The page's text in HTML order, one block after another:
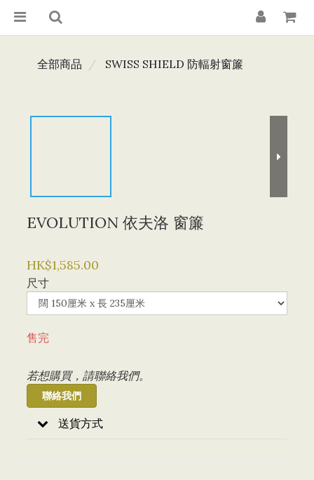
全部商品 SWISS SHIELD 防輻射窗簾
EVOLUTION 依夫洛 窗簾
HK$1,585.00
尺寸
售完
若想購買，請聯絡我們。
聯絡我們
送貨方式